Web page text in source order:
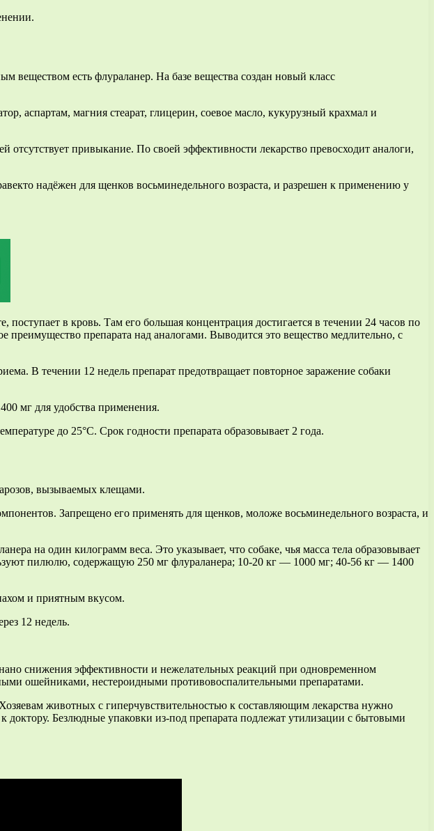
веществом есть флураланер. На базе вещества создан новый класс
аспартам, магния стеарат, глицерин, соевое масло, кукурузный крахмал и
привыкание. По своей эффективности лекарство превосходит аналоги,
надёжен для щенков восьминедельного возраста, и разрешен к применению у
в кровь. Там его большая концентрация достигается в течении 24 часов по
преимущество препарата над аналогами. Выводится это вещество медлительно, с
В течении 12 недель препарат предотвращает повторное заражение собаки
мг для удобства применения.
до 25°С. Срок годности препарата образовывает 2 года.
вызываемых клещами.
Запрещено его применять для щенков, моложе восьминедельного возраста, и
на один килограмм веса. Это указывает, что собаке, чья масса тела образовывает
пилюлю, содержащую 250 мг флураланера; 10-20 кг — 1000 мг; 40-56 кг — 1400
и приятным вкусом.
12 недель.
снижения эффективности и нежелательных реакций при одновременном
ошейниками, нестероидными противовоспалительными препаратами.
животных с гиперчувствительностью к составляющим лекарства нужно
доктору. Безлюдные упаковки из-под препарата подлежат утилизации с бытовыми